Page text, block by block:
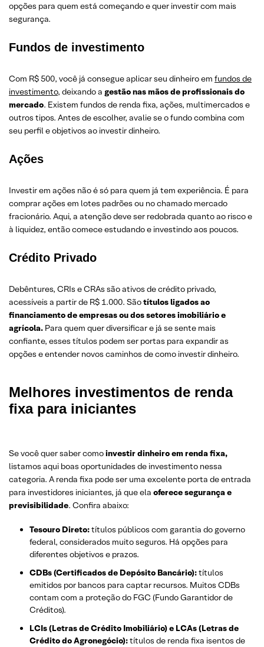
opções para quem está começando e quer investir com mais
segurança.
Fundos de investimento
Com R$ 500, você já consegue aplicar seu dinheiro em fundos de
investimento, deixando a gestão nas mãos de profissionais do
mercado. Existem fundos de renda fixa, ações, multimercados e
outros tipos. Antes de escolher, avalie se o fundo combina com
seu perfil e objetivos ao investir dinheiro.
Ações
Investir em ações não é só para quem já tem experiência. É para
comprar ações em lotes padrões ou no chamado mercado
fracionário. Aqui, a atenção deve ser redobrada quanto ao risco e
à liquidez, então comece estudando e investindo aos poucos.
Crédito Privado
Debêntures, CRIs e CRAs são ativos de crédito privado,
acessíveis a partir de R$ 1.000. Sãotítulos ligados ao
financiamento de empresas ou dos setores imobiliário e
agrícola. Para quem quer diversificar e já se sente mais
confiante, esses títulos podem ser portas para expandir as
opções e entender novos caminhos de como investir dinheiro.
Melhores investimentos de renda
fixa para iniciantes
Se você quer saber comoinvestir dinheiro em renda fixa,
listamos aqui boas oportunidades de investimento nessa
categoria. A renda fixa pode ser uma excelente porta de entrada
para investidores iniciantes, já que ela oferece segurança e
previsibilidade. Confira abaixo:
Tesouro Direto:títulos públicos com garantia do governo
federal, considerados muito seguros. Há opções para
diferentes objetivos e prazos.
CDBs (Certificados de Depósito Bancário):títulos
emitidos por bancos para captar recursos. Muitos CDBs
contam com a proteção do FGC (Fundo Garantidor de
Créditos).
LCIs (Letras de Crédito Imobiliário) e LCAs (Letras de
Crédito do Agronegócio):títulos de renda fixa isentos de